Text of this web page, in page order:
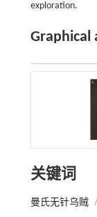
exploration.
Graphical
关键词
曼氏无针乌贼 /